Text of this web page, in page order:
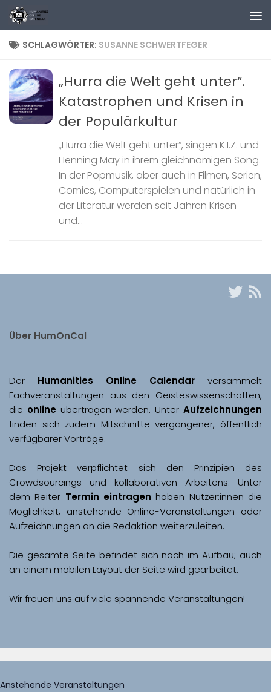
Zum Inhalt springen
SCHLAGWÖRTER: SUSANNE SCHWERTFEGER
„Hurra die Welt geht unter“.
Katastrophen und Krisen in
der Populärkultur
„Hurra die Welt geht unter“, singen K.I.Z. und
Henning May in ihrem gleichnamigen Song.
In der Popmusik, aber auch in Filmen, Serien,
Comics, Computerspielen und natürlich in
der Literatur werden seit Jahren Krisen
und...
Über HumOnCal
Der Humanities Online Calendar versammelt
Fachveranstaltungen aus den Geisteswissenschaften,
die online übertragen werden. Unter Aufzeichnungen
finden sich zudem Mitschnitte vergangener, öffentlich
Das Projekt verpflichtet sich den Prinzipien des
Crowdsourcings und kollaborativen Arbeitens. Unter
dem Reiter Termin eintragen haben Nutzer:innen die
Möglichkeit, anstehende Online-Veranstaltungen oder
Aufzeichnungen an die Redaktion weiterzuleiten.
Die gesamte Seite befindet sich noch im Aufbau; auch
Wir freuen uns auf viele spannende Veranstaltungen!
Anstehende Veranstaltungen